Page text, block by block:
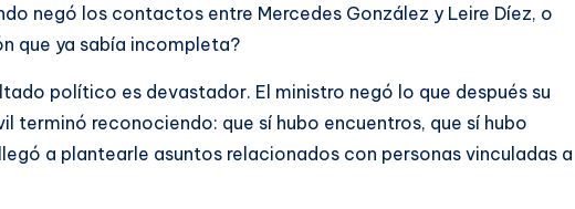
negó los contactos entre Mercedes González y Leire Díez, o
que ya sabía incompleta?
político es devastador. El ministro negó lo que después su
terminó reconociendo: que sí hubo encuentros, que sí hubo
a plantearle asuntos relacionados con personas vinculadas a